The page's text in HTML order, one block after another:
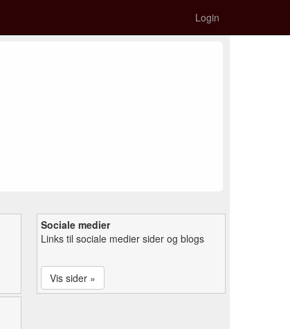
Login
Sociale medier
Links til sociale medier sider og blogs
Vis sider »